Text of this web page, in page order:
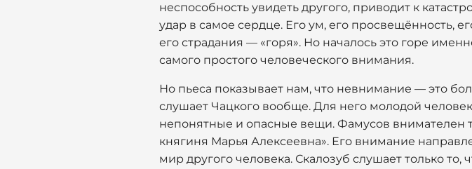
неспособность увидеть другого, приводит к
удар в самое сердце. Его ум, его просвещённость,
его страдания — «горя». Но началось это горе
самого простого человеческого внимания.
Но пьеса показывает нам, что невнимание — это
слушает Чацкого вообще. Для него молодой
непонятные и опасные вещи. Фамусов внимателен
княгиня Марья Алексеевна». Его внимание
мир другого человека. Скалозуб слушает только